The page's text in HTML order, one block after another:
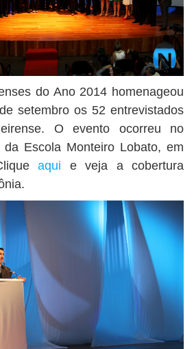
do Ano 2014 homenageou
setembro os 52 entrevistados
O evento ocorreu no
da Escola Monteiro Lobato, em
aqui e veja a cobertura